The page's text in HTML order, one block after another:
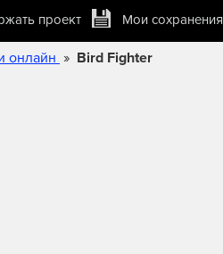
проект Мои сохранения
онлайн » Bird Fighter